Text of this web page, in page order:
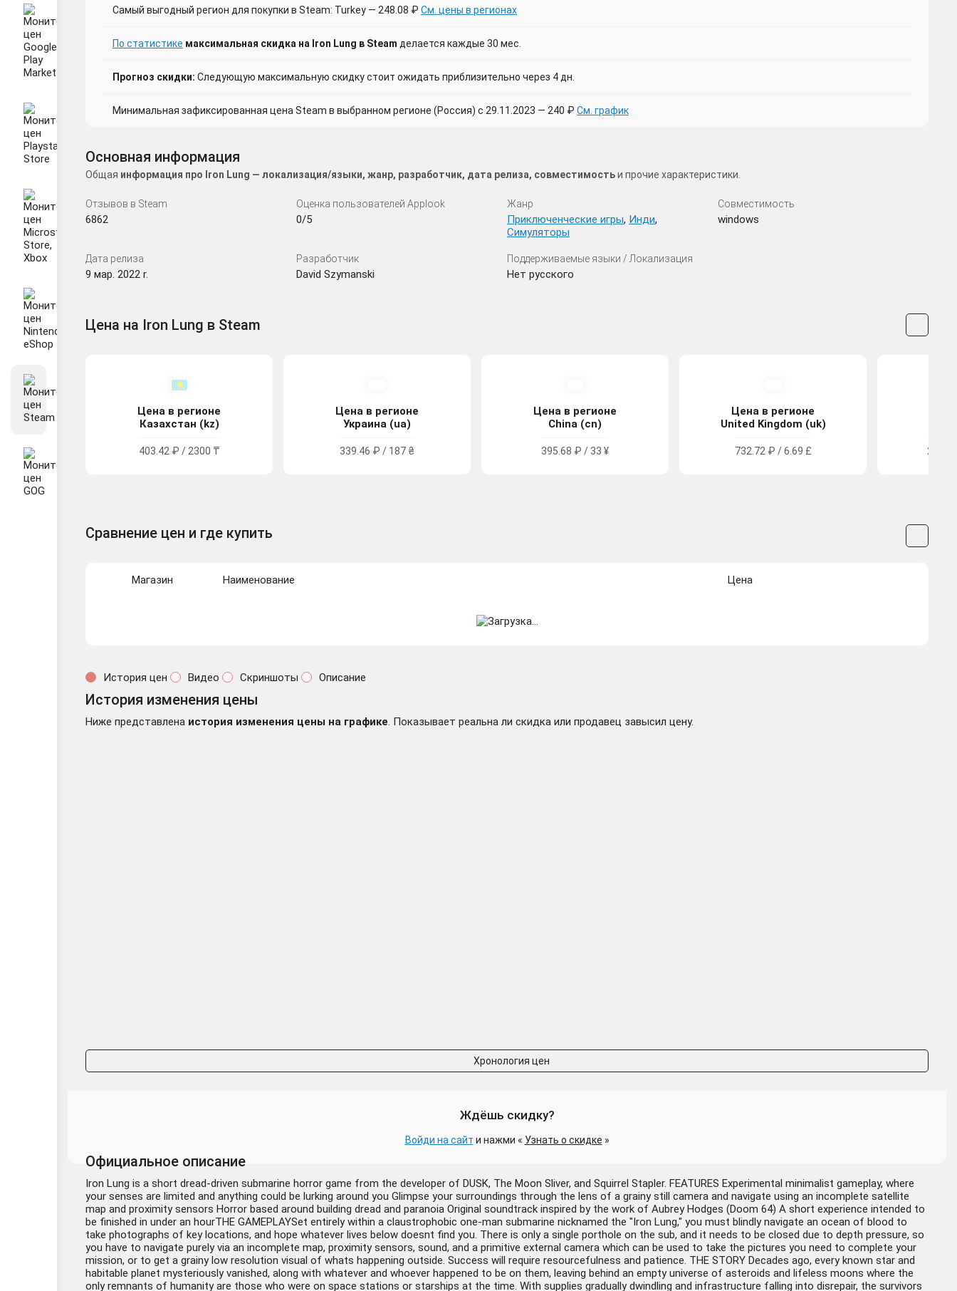
Самый выгодный регион для покупки в Steam: Turkey — 248.08 ₽ См. цены в регионах
По статистике максимальная скидка на Iron Lung в Steam делается каждые 30 мес.
Прогноз скидки: Следующую максимальную скидку стоит ожидать приблизительно через 4 дн.
Минимальная зафиксированная цена Steam в выбранном регионе (Россия) с 29.11.2023 — 240 ₽ См. график
Основная информация
Общая информация про Iron Lung — локализация/языки, жанр, разработчик, дата релиза, совместимостьи прочие характеристики.
Отзывов в Steam
6862
Оценка пользователей Applook
0/5
Жанр
Приключенческие игры, Инди,
Симуляторы
Совместимость
windows
Дата релиза
9 мар. 2022 r.
Разработчик
David Szymanski
Поддерживаемые языки / Локализация
Нет русского
Цена на Iron Lung в Steam
Цена в регионе
Казахстан (kz)
403.42 ₽ / 2300 ₸
Цена в регионе
Украина (ua)
339.46 ₽ / 187 ₴
Цена в регионе
China (cn)
395.68 ₽ / 33 ¥
Цена в регионе
United Kingdom (uk)
732.72 ₽ / 6.69 £
Сравнение цен и где купить
Магазин Наименование Цена
История цен Видео Скриншоты Описание
История изменения цены
Ниже представлена история изменения цены на графике. Показывает реальна ли скидка или продавец завысил цену.
Хронология цен
Ждёшь скидку?
Войди на сайт и нажми « Узнать о скидке »
Официальное описание
Iron Lung is a short dread-driven submarine horror game from the developer of DUSK, The Moon Sliver, and Squirrel Stapler. FEATURES Experimental minimalist gameplay, where
your senses are limited and anything could be lurking around you Glimpse your surroundings through the lens of a grainy still camera and navigate using an incomplete satellite
map and proximity sensors Horror based around building dread and paranoia Original soundtrack inspired by the work of Aubrey Hodges (Doom 64) A short experience intended to
be finished in under an hourTHE GAMEPLAYSet entirely within a claustrophobic one-man submarine nicknamed the "Iron Lung," you must blindly navigate an ocean of blood to
take photographs of key locations, and hope whatever lives below doesnt find you. There is only a single porthole on the sub, and it needs to be closed due to depth pressure, so
you have to navigate purely via an incomplete map, proximity sensors, sound, and a primitive external camera which can be used to take the pictures you need to complete your
mission, or to get a grainy low resolution visual of whats happening outside. Success will require resourcefulness and patience. THE STORY Decades ago, every known star and
habitable planet mysteriously vanished, along with whatever and whoever happened to be on them, leaving behind an empty universe of asteroids and lifeless moons where the
only remnants of humanity are those who were on space stations or starships at the time. With supplies gradually dwindling and infrastructure falling into disrepair, the survivors